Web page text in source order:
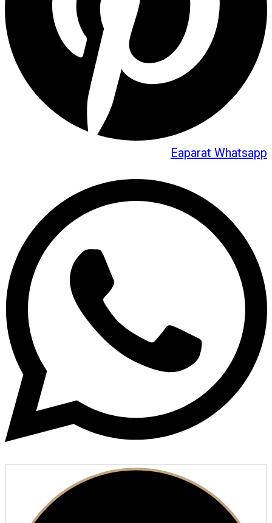
EaparatWhatsapp